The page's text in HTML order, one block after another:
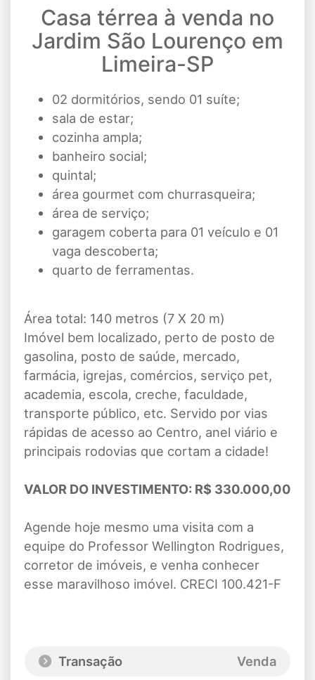
Casa térrea à venda no
Jardim São Lourenço em
Limeira-SP
02 dormitórios, sendo 01 suíte;
sala de estar;
cozinha ampla;
banheiro social;
quintal;
área gourmet com churrasqueira;
área de serviço;
garagem coberta para 01 veículo e 01
vaga descoberta;
quarto de ferramentas.
Área total: 140 metros (7 X 20 m)
Imóvel bem localizado, perto de posto de
gasolina, posto de saúde, mercado,
farmácia, igrejas, comércios, serviço pet,
academia, escola, creche, faculdade,
transporte público, etc. Servido por vias
rápidas de acesso ao Centro, anel viário e
principais rodovias que cortam a cidade!
VALOR DO INVESTIMENTO: R$ 330.000,00
Agende hoje mesmo uma visita com a
equipe do Professor Wellington Rodrigues,
corretor de imóveis, e venha conhecer
esse maravilhoso imóvel. CRECI 100.421-F
Transação
Venda